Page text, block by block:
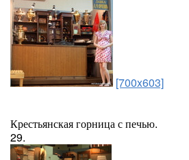
[700x603]
Крестьянская горница с печью.
29.